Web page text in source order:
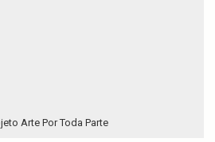
Arte Por Toda Parte